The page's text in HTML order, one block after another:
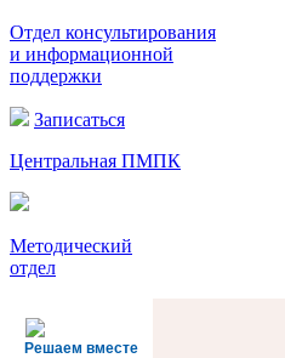
Отдел консультирования
и информационной
поддержки
Записаться
Центральная ПМПК
Методический
отдел
Решаем вместе